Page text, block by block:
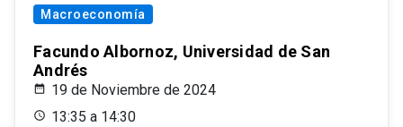
Macroeconomía
Facundo Albornoz, Universidad de San
Andrés
19 de Noviembre de 2024
13:35 a 14:30